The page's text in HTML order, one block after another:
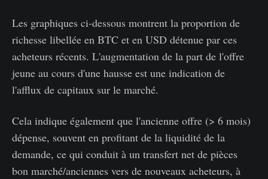
Les graphiques ci-dessous montrent la proportion de
richesse libellée en BTC et en USD détenue par ces
acheteurs récents. L'augmentation de la part de l'offre
jeune au cours d'une hausse est une indication de
l'afflux de capitaux sur le marché.
Cela indique également que l'ancienne offre (> 6 mois)
dépense, souvent en profitant de la liquidité de la
demande, ce qui conduit à un transfert net de pièces
bon marché/anciennes vers de nouveaux acheteurs, à